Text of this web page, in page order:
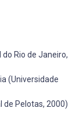
Rio de Janeiro,
(Universidade
de Pelotas, 2000)